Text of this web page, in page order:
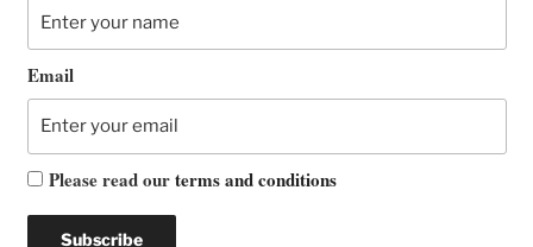
Email
Please read ourterms and conditions